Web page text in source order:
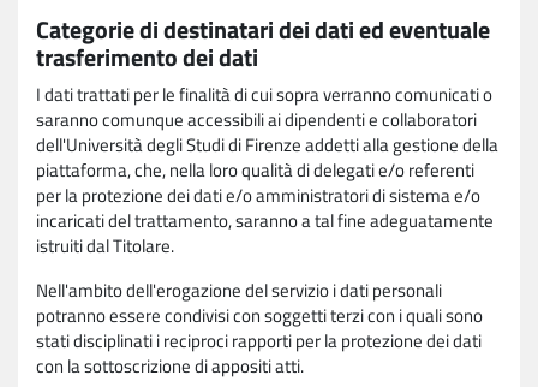
Categorie di destinatari dei dati ed eventuale
trasferimento dei dati
I dati trattati per le finalità di cui sopra verranno comunicati o
saranno comunque accessibili ai dipendenti e collaboratori
dell'Università degli Studi di Firenze addetti alla gestione della
piattaforma, che, nella loro qualità di delegati e/o referenti
per la protezione dei dati e/o amministratori di sistema e/o
incaricati del trattamento, saranno a tal fine adeguatamente
istruiti dal Titolare.
Nell'ambito dell'erogazione del servizio i dati personali
potranno essere condivisi con soggetti terzi con i quali sono
stati disciplinati i reciproci rapporti per la protezione dei dati
con la sottoscrizione di appositi atti.